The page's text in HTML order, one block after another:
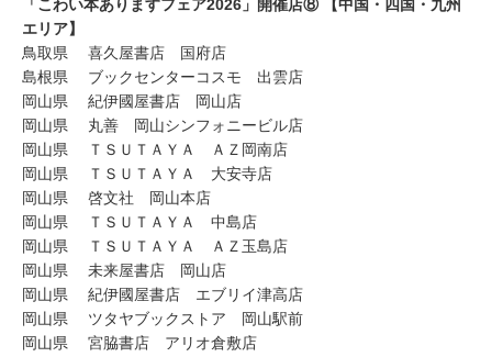
「こわい本ありますフェア2026」開催店⑧ 【中国・四国・九州
エリア】
鳥取県 喜久屋書店 国府店
島根県 ブックセンターコスモ 出雲店
岡山県 紀伊國屋書店 岡山店
岡山県 丸善 岡山シンフォニービル店
岡山県 ＴＳＵＴＡＹＡ ＡＺ岡南店
岡山県 ＴＳＵＴＡＹＡ 大安寺店
岡山県 啓文社 岡山本店
岡山県 ＴＳＵＴＡＹＡ 中島店
岡山県 ＴＳＵＴＡＹＡ ＡＺ玉島店
岡山県 未来屋書店 岡山店
岡山県 紀伊國屋書店 エブリイ津高店
岡山県 ツタヤブックストア 岡山駅前
岡山県 宮脇書店 アリオ倉敷店